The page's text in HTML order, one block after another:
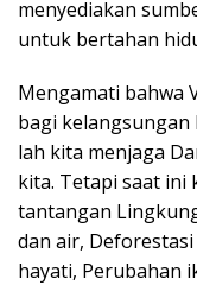
menyediakan
untuk bertahan
Mengamati bahwa
bagi
lah kita menjaga
kita. Tetapi saat ini
tantangan
dan air,
hayati, Perubahan